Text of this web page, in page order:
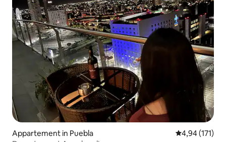
Appartement in Puebla Gemiddelde
4,94 (171)